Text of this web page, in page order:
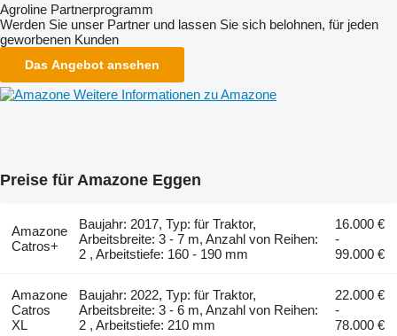
Agroline Partnerprogramm
Werden Sie unser Partner und lassen Sie sich belohnen, für jeden
geworbenen Kunden
Das Angebot ansehen
Weitere Informationen zu Amazone
Preise für Amazone Eggen
Amazone
Catros+
Baujahr: 2017, Typ: für Traktor,
Arbeitsbreite: 3 - 7 m, Anzahl von Reihen:
2 , Arbeitstiefe: 160 - 190 mm
16.000 €
-
99.000 €
Amazone
Catros
XL
Baujahr: 2022, Typ: für Traktor,
Arbeitsbreite: 3 - 6 m, Anzahl von Reihen:
2 , Arbeitstiefe: 210 mm
22.000 €
-
78.000 €